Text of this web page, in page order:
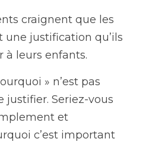
craignent que les
une justification qu’ils
à leurs enfants.
» n’est pas
justifier. Seriez-vous
et
c’est important